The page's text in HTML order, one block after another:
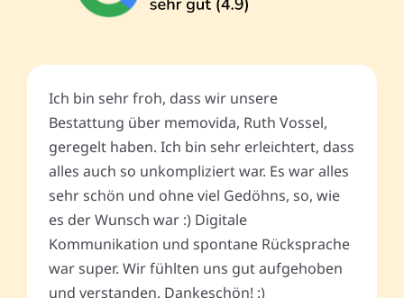
Ich bin sehr froh, dass wir unsere
Bestattung über memovida, Ruth Vossel,
geregelt haben. Ich bin sehr erleichtert, dass
alles auch so unkompliziert war. Es war alles
sehr schön und ohne viel Gedöhns, so, wie
es der Wunsch war :) Digitale
Kommunikation und spontane Rücksprache
war super. Wir fühlten uns gut aufgehoben
und verstanden. Dankeschön! :)